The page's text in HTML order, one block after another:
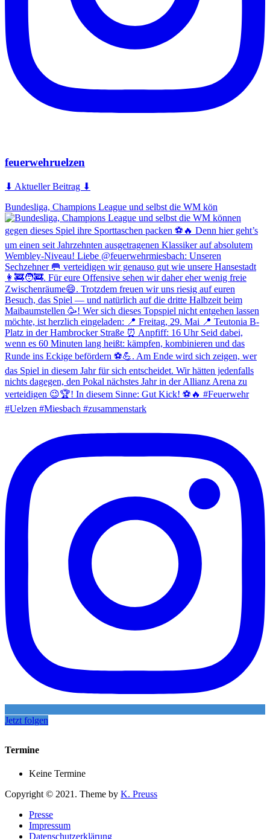
feuerwehruelzen
⬇ Aktueller Beitrag ⬇
Bundesliga, Champions League und selbst die WM kön
Jetzt folgen
Termine
Keine Termine
Copyright © 2021. Theme by K. Preuss
Presse
Impressum
Datenschutzerklärung